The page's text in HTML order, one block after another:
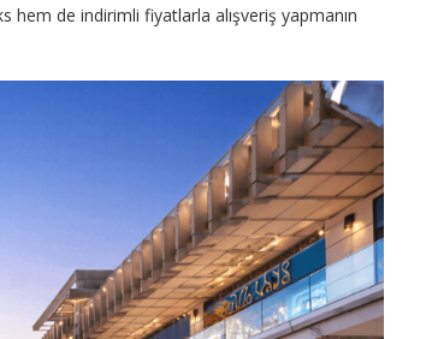
hem de indirimli fiyatlarla alışveriş yapmanın